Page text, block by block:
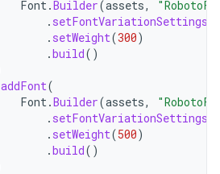
Font.Builder(assets,
. setFontVariationSettings
. setWeight(300)
.build()
addFont(
Font.Builder(assets,
. setFontVariationSettings
. setWeight(500)
.build()